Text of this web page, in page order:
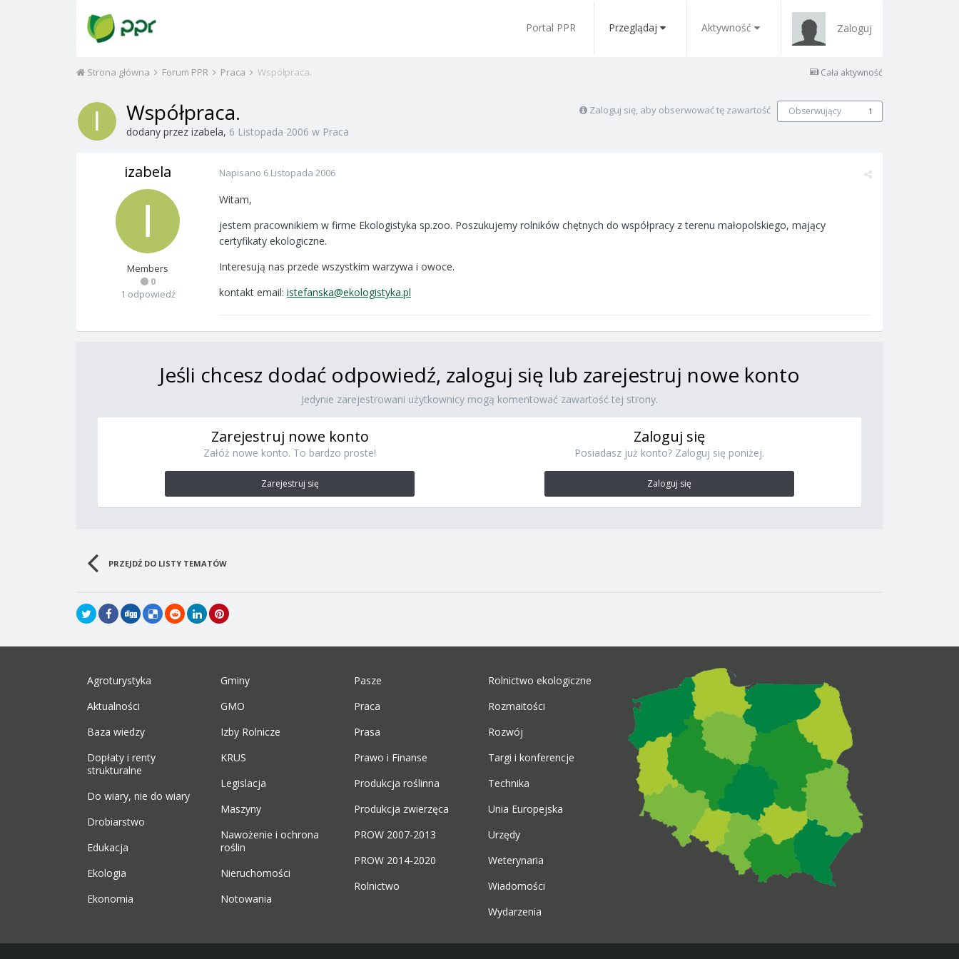
Portal PPR Przeglądaj Aktywność Zaloguj
Cała aktywność
Strona główna Forum PPR Praca Współpraca.
Zaloguj się, aby obserwować tę zawartość Obserwujący 1
Współpraca.
dodany przez izabela, 6 Listopada 2006 w Praca
izabela
Members
0
1 odpowiedź
Napisano 6 Listopada 2006
Witam,
jestem pracownikiem w firme Ekologistyka sp.zoo. Poszukujemy rolników chętnych do współpracy z terenu małopolskiego, mający
certyfikaty ekologiczne.
Interesują nas przede wszystkim warzywa i owoce.
kontakt email: istefanska@ekologistyka.pl
Jeśli chcesz dodać odpowiedź, zaloguj się lub zarejestruj nowe konto
Jedynie zarejestrowani użytkownicy mogą komentować zawartość tej strony.
Zarejestruj nowe konto
Załóż nowe konto. To bardzo proste!
Zarejestruj się
Zaloguj się
Posiadasz już konto? Zaloguj się poniżej.
Zaloguj się
PRZEJDŹ DO LISTY TEMATÓW
Agroturystyka
Aktualności
Baza wiedzy
Dopłaty i renty
strukturalne
Do wiary, nie do wiary
Drobiarstwo
Edukacja
Ekologia
Ekonomia
Gminy
GMO
Izby Rolnicze
KRUS
Legislacja
Maszyny
Nawożenie i ochrona
roślin
Nieruchomości
Notowania
Pasze
Praca
Prasa
Prawo i Finanse
Produkcja roślinna
Produkcja zwierzęca
PROW 2007-2013
PROW 2014-2020
Rolnictwo
Rolnictwo ekologiczne
Rozmaitości
Rozwój
Targi i konferencje
Technika
Unia Europejska
Urzędy
Weterynaria
Wiadomości
Wydarzenia